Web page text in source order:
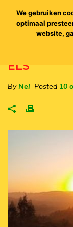
ELS
ByNel Posted 10
We gebruiken
optimaal
website,